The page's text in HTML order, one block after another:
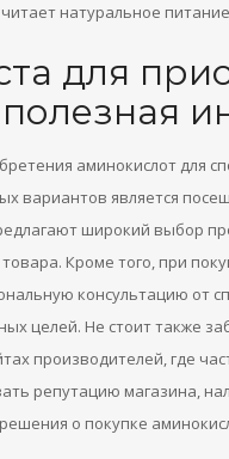
натуральное
для
аминокислот для
вариантов является
широкий выбор
Кроме того, при
консультацию от
целей. Не стоит также
производителей, где
репутацию магазина,
о покупке